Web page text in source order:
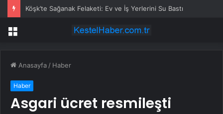
Köşk’te Sağanak Felaketi: Ev ve İş Yerlerini Su Bastı
Menü
Anasayfa / Haber
Haber
Asgari ücret resmileşti